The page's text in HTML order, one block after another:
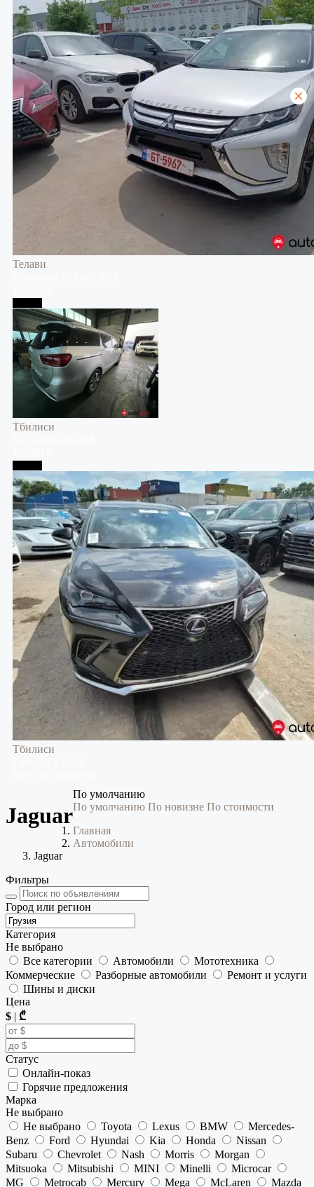
Телави
Тбилиси
Тбилиси
Jaguar
По умолчанию
По умолчанию По новизне По стоимости
Главная
Автомобили
Jaguar
Фильтры
Город или регион
Категория
Не выбрано
Все категории
Автомобили
Мототехника
Коммерческие
Разборные автомобили
Ремонт и услуги
Шины и диски
Цена
$ | ₾
Статус
Онлайн-показ
Горячие предложения
Марка
Не выбрано
Не выбрано
Toyota Lexus BMW
Mercedes-
Benz
Ford Hyundai Kia Honda
Nissan
Subaru
Chevrolet Nash Morris
Morgan
Mitsuoka
Mitsubishi MINI Minelli
Microcar
MG
Metrocab Mercury Mega McLaren Mazda